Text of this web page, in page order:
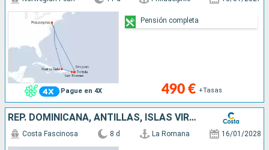
Pague en 4X 490 € +Tasas
Pensión completa
REP. DOMINICANA, ANTILLAS, ISLAS VÍRGENES
Costa Fascinosa 8 d La Romana 16/01/2028